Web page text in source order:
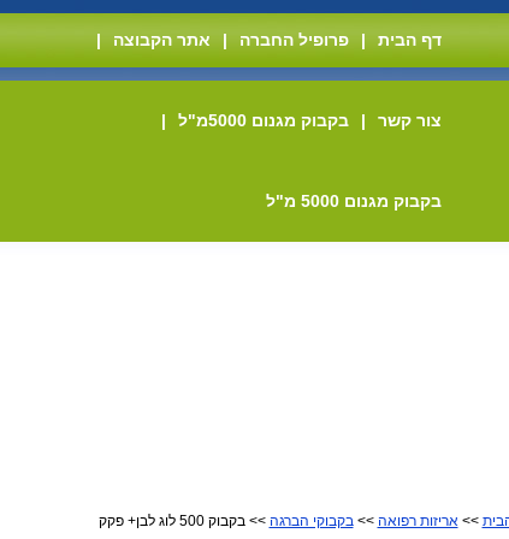
דף הבית | פרופיל החברה | אתר הקבוצה |
צור קשר | בקבוק מגנום 5000מ"ל |
בקבוק מגנום 5000 מ"ל
>>אריזות רפואה >>בקבוקי הברגה >> בקבוק 500 לוג לבן+ פקק